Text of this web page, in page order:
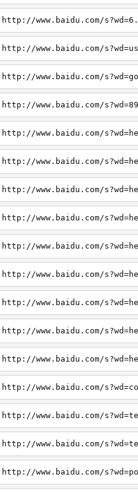
http://www.baidu.com/
http://www.baidu.com/
http://www.baidu.com/
http://www.baidu.com/
http://www.baidu.com/
http://www.baidu.com/
http://www.baidu.com/
http://www.baidu.com/
http://www.baidu.com/
http://www.baidu.com/
http://www.baidu.com/
http://www.baidu.com/
http://www.baidu.com/
http://www.baidu.com/
http://www.baidu.com/
http://www.baidu.com/
http://www.baidu.com/